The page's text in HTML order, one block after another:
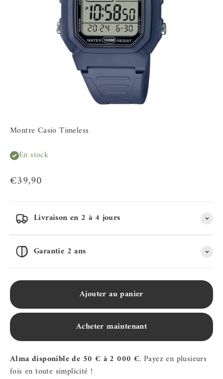
Montre Casio Timeless
En stock
Prix de vente
€39,90
Livraison en 2 à 4 jours
Garantie 2 ans
Ajouter au panier
Acheter maintenant
Alma disponible de 50 € à 2 000 €. Payez en plusieurs
fois en toute simplicité !